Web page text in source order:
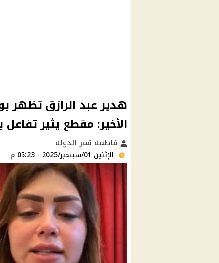
هدير عبد الرازق تظهر
الأخير: مقطع يثير
فاطمة قمر الدولة
الإثنين 01/سبتمبر/2025 - 05:23 م